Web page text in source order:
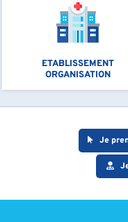
ETABLISSEMENT
ORGANISATION
Je